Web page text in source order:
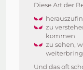
Diese Art der
zu
kommen
zu sehen,
Und das oft